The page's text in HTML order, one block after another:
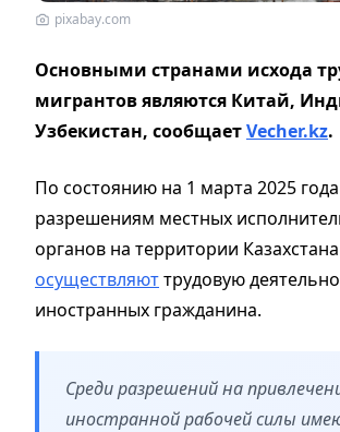
pixabay.com
Основными странами исхода
мигрантов являются Китай,
Узбекистан, сообщаетVecher.kz.
По состоянию на 1 марта 2025
разрешениям местных
органов на территории Казахстана
осуществляюттрудовую
иностранных гражданина.
Среди разрешений на
иностранной рабочей силы